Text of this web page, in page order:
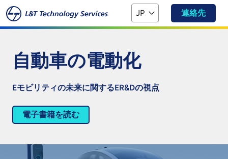
本文へスキップ
JP 連絡先
自動車の電動化
Eモビリティの未来に関するER&Dの視点
電子書籍を読む